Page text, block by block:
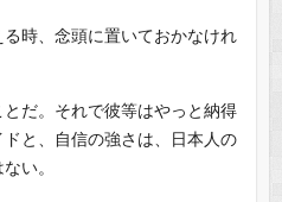
時、念頭に置いておかなけれ
だ。それで彼等はやっと納得
と、自信の強さは、日本人の
い。